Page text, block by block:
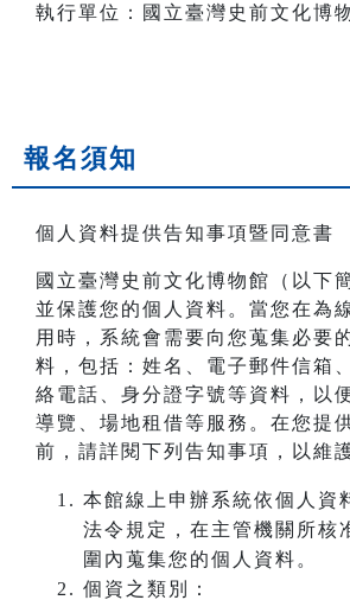
執行單位：國立臺灣史前文化博
報名須知
個人資料提供告知事項暨同意書
國立臺灣史前文化博物館（以下
並保護您的個人資料。當您在為
用時，系統會需要向您蒐集必要
料，包括：姓名、電子郵件信箱
絡電話、身分證字號等資料，以
導覽、場地租借等服務。在您提
前，請詳閱下列告知事項，以維
本館線上申辦系統依個人資
法令規定，在主管機關所核
圍內蒐集您的個人資料。
個資之類別：